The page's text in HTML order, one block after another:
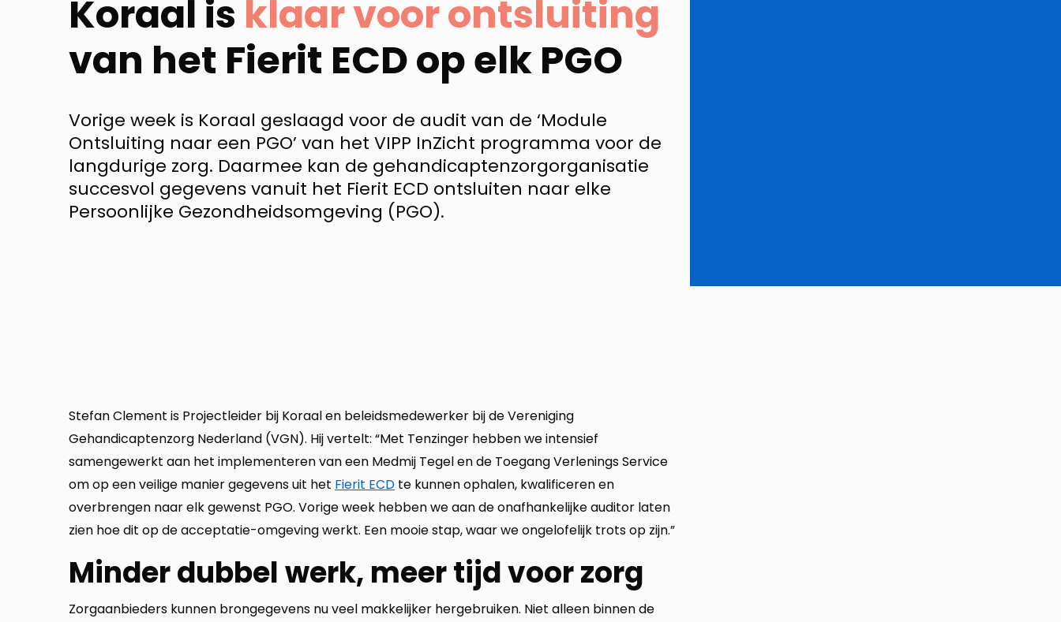
Koraal is klaar voor ontsluiting
van het Fierit ECD op elk PGO
Vorige week is Koraal geslaagd voor de audit van de ‘Module
Ontsluiting naar een PGO’ van het VIPP InZicht programma voor de
langdurige zorg. Daarmee kan de gehandicaptenzorgorganisatie
succesvol gegevens vanuit het Fierit ECD ontsluiten naar elke
Persoonlijke Gezondheidsomgeving (PGO).
Stefan Clement is Projectleider bij Koraal en beleidsmedewerker bij de Vereniging
Gehandicaptenzorg Nederland (VGN). Hij vertelt: “Met Tenzinger hebben we intensief
samengewerkt aan het implementeren van een Medmij Tegel en de Toegang Verlenings Service
om op een veilige manier gegevens uit het Fierit ECD te kunnen ophalen, kwalificeren en
overbrengen naar elk gewenst PGO. Vorige week hebben we aan de onafhankelijke auditor laten
zien hoe dit op de acceptatie-omgeving werkt. Een mooie stap, waar we ongelofelijk trots op zijn.”
Minder dubbel werk, meer tijd voor zorg
Zorgaanbieders kunnen brongegevens nu veel makkelijker hergebruiken. Niet alleen binnen de